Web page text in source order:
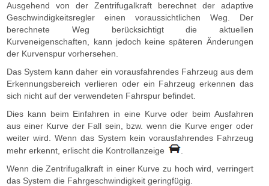
Ausgehend von der Zentrifugalkraft berechnet der adaptive
Geschwindigkeitsregler einen voraussichtlichen Weg. Der
berechnete Weg berücksichtigt die aktuellen
Kurveneigenschaften, kann jedoch keine späteren Änderungen
der Kurvenspur vorhersehen.
Das System kann daher ein vorausfahrendes Fahrzeug aus dem
Erkennungsbereich verlieren oder ein Fahrzeug erkennen das
sich nicht auf der verwendeten Fahrspur befindet.
Dies kann beim Einfahren in eine Kurve oder beim Ausfahren
aus einer Kurve der Fall sein, bzw. wenn die Kurve enger oder
weiter wird. Wenn das System kein vorausfahrendes Fahrzeug
mehr erkennt, erlischt die Kontrollanzeige
Wenn die Zentrifugalkraft in einer Kurve zu hoch wird, verringert
das System die Fahrgeschwindigkeit geringfügig.